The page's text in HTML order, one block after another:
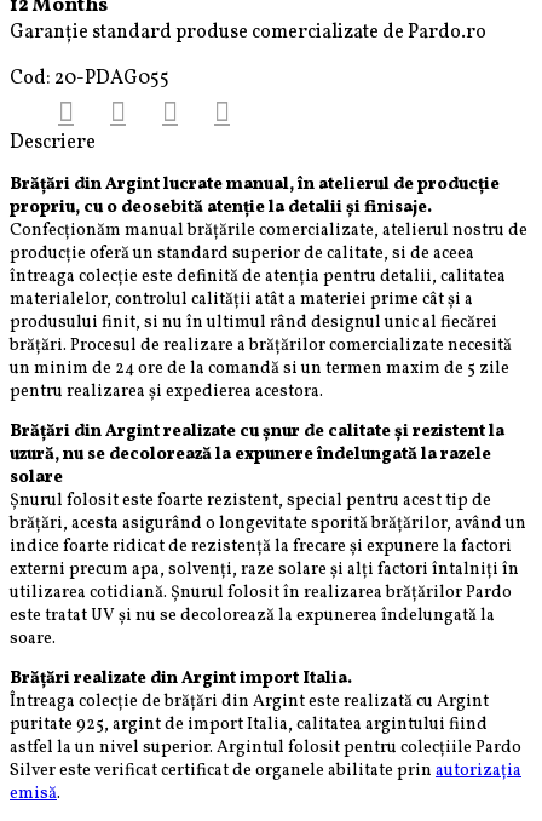
de
Argint
de
mm
12Months
Garanție standard produse comercializate de Pardo.ro
Cod: 20-PDAG055
Descriere
Brățări din Argintlucrate manual, în atelierul de producție
propriu, cu o deosebită atenție la detalii și finisaje.
Confecționăm manual brățările comercializate, atelierul nostru de
producție oferă un standard superior de calitate, si de aceea
întreaga colecție este definită de atenția pentru detalii, calitatea
materialelor, controlul calității atât a materiei prime cât și a
produsului finit, si nu în ultimul rând designul unic al fiecărei
brățări. Procesul de realizare a brățărilor comercializate necesită
un minim de 24 ore de la comandă si un termen maxim de 5 zile
pentru realizarea și expedierea acestora.
Brățări din Argintrealizate cu șnur de calitate și rezistent la
uzură, nu se decolorează la expunere îndelungată la razele
solare
Șnurul folosit este foarte rezistent, special pentru acest tip de
brățări, acesta asigurând o longevitate sporită brățărilor, având un
indice foarte ridicat de rezistență la frecare și expunere la factori
externi precum apa, solvenți, raze solare și alți factori întalniți în
utilizarea cotidiană. Șnurul folosit în realizarea brățărilor Pardo
este tratat UV și nu se decolorează la expunerea îndelungată la
soare.
Brățări realizate din Argintimport Italia.
Întreaga colecție de brățări din Argint este realizată cu Argint
puritate 925, argint de import Italia, calitatea argintului fiind
astfel la un nivel superior. Argintul folosit pentru colecțiile Pardo
Silver este verificat certificat de organele abilitate prin autorizația
emisă.